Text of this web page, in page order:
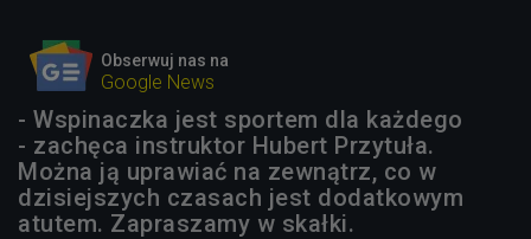
Obserwuj nas na
Google News
- Wspinaczka jest sportem dla każdego
- zachęca instruktor Hubert Przytuła.
Można ją uprawiać na zewnątrz, co w
dzisiejszych czasach jest dodatkowym
atutem. Zapraszamy w skałki.